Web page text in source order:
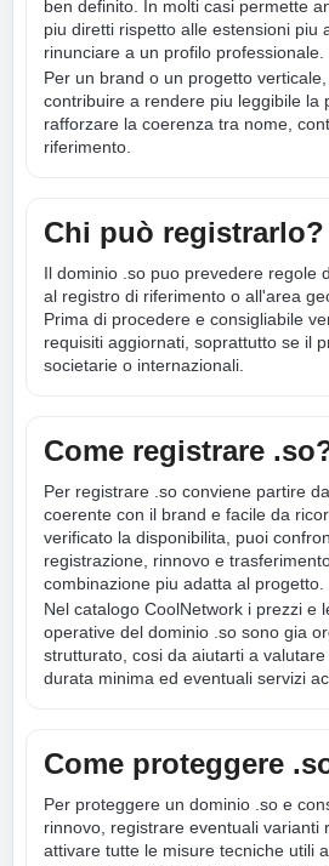
ben definito. In molti casi permette
piu diretti rispetto alle estensioni piu
rinunciare a un profilo professionale.
Per un brand o un progetto
contribuire a rendere piu leggibile la
rafforzare la coerenza tra nome,
riferimento.
Chi può registrarlo?
Il dominio .so puo prevedere regole
al registro di riferimento o all'area
Prima di procedere e consigliabile
requisiti aggiornati, soprattutto se il
societarie o internazionali.
Come registrare
Per registrare .so conviene partire
coerente con il brand e facile da
verificato la disponibilita, puoi
registrazione, rinnovo e
combinazione piu adatta al progetto.
Nel catalogo CoolNetwork i prezzi e
operative del dominio .so sono gia
strutturato, cosi da aiutarti a valutare
durata minima ed eventuali servizi
Come proteggere
Per proteggere un dominio .so e
rinnovo, registrare eventuali varianti
attivare tutte le misure tecniche utili